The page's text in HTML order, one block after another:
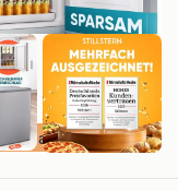
Korting